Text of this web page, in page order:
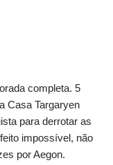
completa. 5
Casa Targaryen
para derrotar as
impossível, não
por Aegon.